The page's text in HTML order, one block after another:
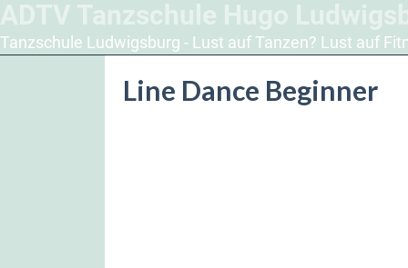
Tanzschule Ludwigsburg - Lust auf Tanzen? Lust auf
Line Dance Beginner